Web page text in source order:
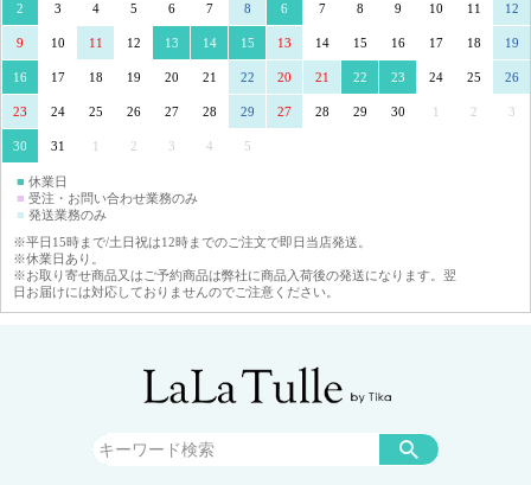
2 3 4 5 6 7 8
9 10 11 12 13 14 15
16 17 18 19 20 21 22
23 24 25 26 27 28 29
30 31 1 2 3 4 5
6 7 8 9 10 11 12
13 14 15 16 17 18 19
20 21 22 23 24 25 26
27 28 29 30 1 2 3
■ 休業日
■ 受注・お問い合わせ業務のみ
■ 発送業務のみ
※平日15時まで/土日祝は12時までのご注文で即日当店発送。
※休業日あり。
※お取り寄せ商品又はご予約商品は弊社に商品入荷後の発送になります。翌
日お届けには対応しておりませんのでご注意ください。